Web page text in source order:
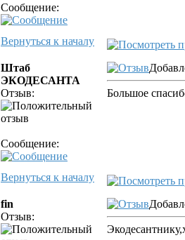
Сообщение:
Вернуться к началу
Штаб
ЭКОДЕСАНТА
Отзыв:
Сообщение:
Большое
Вернуться к началу
fin
Отзыв: